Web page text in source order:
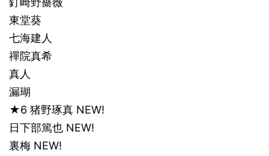
東堂葵
七海建人
禪院真希
真人
漏瑚
★6 猪野琢真 NEW!
日下部篤也 NEW!
裏梅 NEW!